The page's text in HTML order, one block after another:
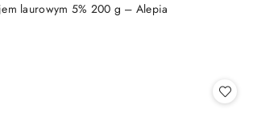
laurowym 5% 200 g – Alepia